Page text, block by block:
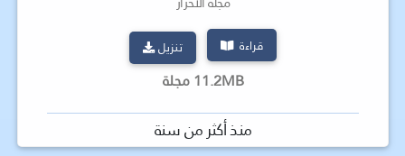
قراءة تنزيل
11.2MB مجلة
منذ أكثر من سنة